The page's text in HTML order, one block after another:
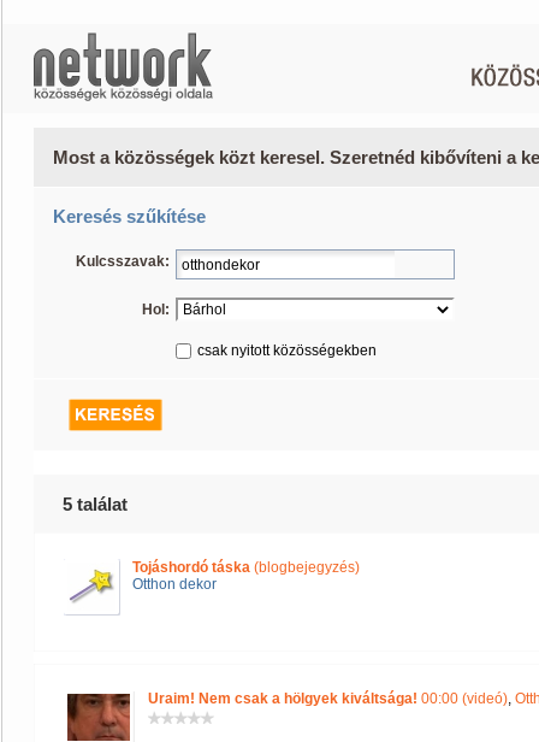
Most a közösségek közt keresel. Szeretnéd kibővíteni a
Keresés szűkítése
Kulcsszavak:
Hol:
csak nyitott közösségekben
5 találat
Tojáshordó táska (blogbejegyzés)
Otthon dekor
Uraim! Nem csak a hölgyek kiváltsága! 00:00 (videó),